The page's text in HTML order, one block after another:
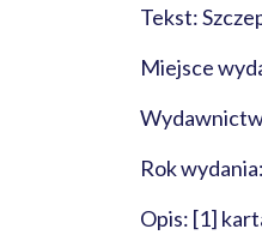
Tekst:
Miejsce
Rok
Opis: [1]